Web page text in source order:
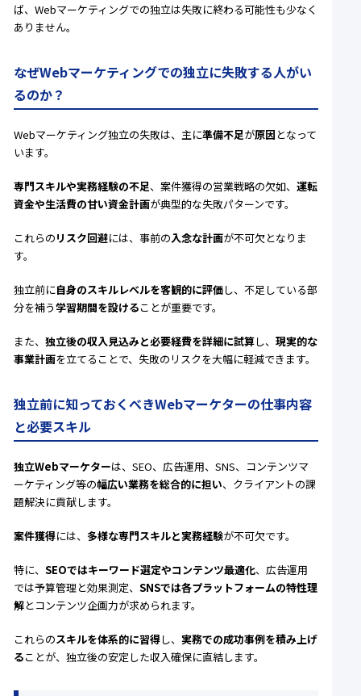
ば、Webマーケティングでの独立は失敗に終わる可能性も少なく
ありません。
なぜWebマーケティングでの独立に失敗する人がい
るのか？
Webマーケティング独立の失敗は、主に準備不足が原因 となって
います。
専門スキルや実務経験の不足、案件獲得の営業戦略の欠如、運転
資金や生活費の甘い資金計画が典型的な失敗パターンです。
これらのリスク回避には、事前の入念な計画が不可欠となりま
す。
独立前に自身のスキルレベルを客観的に評価し、不足している部
分を補う学習期間を設けることが重要です。
また、独立後の収入見込みと必要経費を詳細に試算し、現実的な
事業計画を立てることで、失敗のリスクを大幅に軽減できます。
独立前に知っておくべきWebマーケターの仕事内容
と必要スキル
独立Webマーケターは、SEO、広告運用、SNS、コンテンツマ
ーケティング等の幅広い業務を総合的に担い、クライアントの課
題解決に貢献します。
案件獲得には、 多様な専門スキルと実務経験が不可欠です。
特に、SEOではキーワード選定やコンテンツ最適化、広告運用
では予算管理と効果測定、SNSでは各プラットフォームの特性理
解とコンテンツ企画力が求められます。
これらのスキルを体系的に習得し、実務での成功事例を積み上げ
ることが、独立後の安定した収入確保に直結します。